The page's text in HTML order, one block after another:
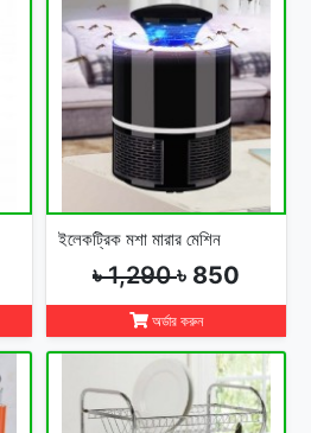
ইলেকট্রিক মশা মারার মেশিন
৳ 1,290৳ 850
অর্ডার করুন